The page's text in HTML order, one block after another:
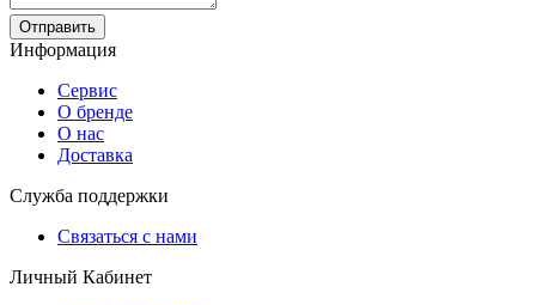
Отправить
Информация
Сервис
О бренде
О нас
Доставка
Служба поддержки
Связаться с нами
Личный Кабинет